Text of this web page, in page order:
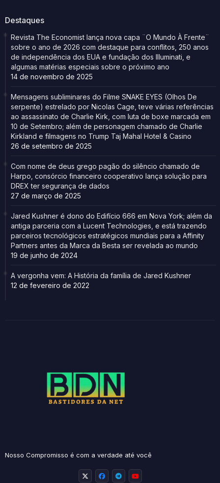
Destaques
Revista The Economist lança nova capa ¨O Mundo À Frente¨
sobre o ano de 2026 com destaque para conflitos, 250 anos
de independência dos EUA e fundação dos Illuminati, e
algumas matérias especiais sobre o próximo ano
14 de novembro de 2025
Mensagens subliminares do Filme SNAKE EYES (Olhos De
serpente) estrelado por Nicolas Cage, teve várias referências
ao assassinato de Charlie Kirk, com luta de boxe marcada em
10 de Setembro; além de personagem chamado de Charlie
Kirkland e filmagens no Trump Taj Mahal Hotel & Casino
26 de setembro de 2025
Com nome de deus grego pagão do silêncio chamado de
Harpo, consórcio financeiro cooperativo lança solução para
DREX ter segurança de dados
27 de março de 2025
Jared Kushner é dono do Edifício 666 em Nova York; além da
antiga parceria com a Lucent Technologies, e está trazendo
parceiros tecnológicos estratégicos mundiais para a Affinity
Partners antes da Marca da Besta ser revelada ao mundo
19 de junho de 2024
A vergonha vem: A História da família de Jared Kushner
12 de fevereiro de 2022
Nosso Compromisso é com a verdade até você